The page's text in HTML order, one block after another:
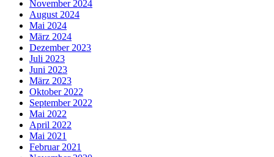
November 2024
August 2024
Mai 2024
März 2024
Dezember 2023
Juli 2023
Juni 2023
März 2023
Oktober 2022
September 2022
Mai 2022
April 2022
Mai 2021
Februar 2021